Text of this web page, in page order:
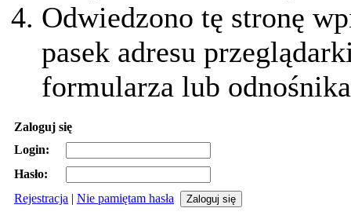
Odwiedzono tę stronę
pasek adresu
formularza lub
Zaloguj się
Login:
Hasło:
Rejestracja | Nie pamiętam hasła